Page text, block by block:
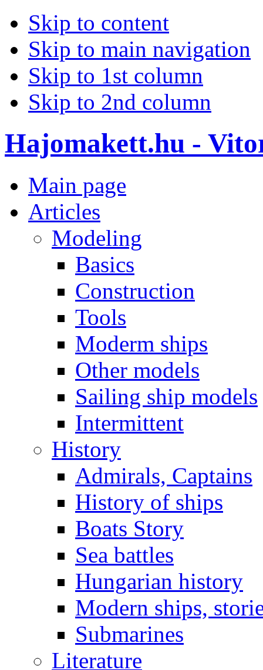
Skip to content
Skip to main navigation
Skip to 1st column
Skip to 2nd column
Hajomakett.hu -
Main page
Articles
Modeling
Basics
Construction
Tools
Moderm ships
Other models
Sailing ship models
Intermittent
History
Admirals, Captains
History of ships
Boats Story
Sea battles
Hungarian history
Modern ships,
Submarines
Literature